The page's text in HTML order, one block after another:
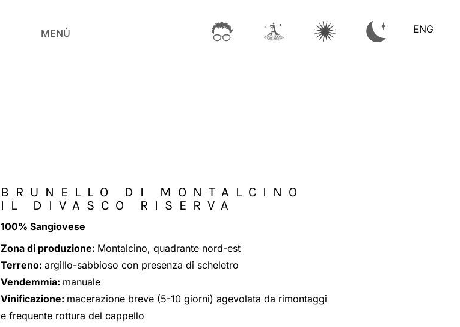
MENÙ ENG
BRUNELLO DI MONTALCINO
IL DIVASCO RISERVA
100% Sangiovese
Zona di produzione: Montalcino, quadrante nord-est
Terreno: argillo-sabbioso con presenza di scheletro
Vendemmia: manuale
Vinificazione: macerazione breve (5-10 giorni) agevolata da rimontaggi
e frequente rottura del cappello